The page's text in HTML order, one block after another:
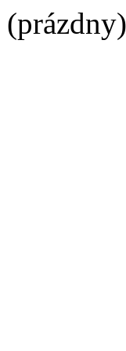
(prázdny)